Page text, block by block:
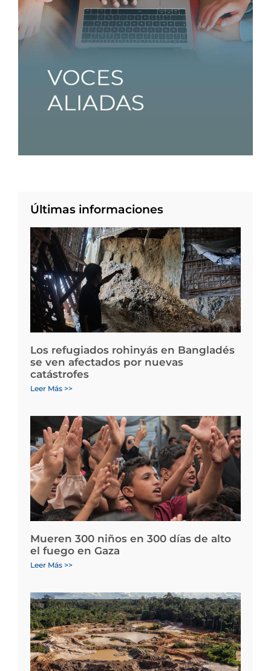
Últimas informaciones
Los refugiados rohinyás en Bangladés
se ven afectados por nuevas
catástrofes
Leer Más >>
Mueren 300 niños en 300 días de alto
el fuego en Gaza
Leer Más >>